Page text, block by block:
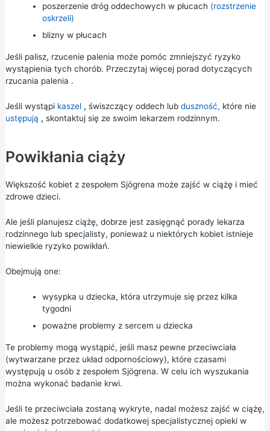
poszerzenie dróg oddechowych w płucach (rozstrzenie
oskrzeli)
blizny w płucach
Jeśli palisz, rzucenie palenia może pomóc zmniejszyć ryzyko
wystąpienia tych chorób. Przeczytaj więcej porad dotyczących
rzucania palenia .
Jeśli wystąpi kaszel , świszczący oddech lub duszność, które nie
ustępują , skontaktuj się ze swoim lekarzem rodzinnym.
Powikłania ciąży
Większość kobiet z zespołem Sjögrena może zajść w ciążę i mieć
zdrowe dzieci.
Ale jeśli planujesz ciążę, dobrze jest zasięgnąć porady lekarza
rodzinnego lub specjalisty, ponieważ u niektórych kobiet istnieje
niewielkie ryzyko powikłań.
Obejmują one:
wysypka u dziecka, która utrzymuje się przez kilka
tygodni
poważne problemy z sercem u dziecka
Te problemy mogą wystąpić, jeśli masz pewne przeciwciała
(wytwarzane przez układ odpornościowy), które czasami
występują u osób z zespołem Sjögrena. W celu ich wyszukania
można wykonać badanie krwi.
Jeśli te przeciwciała zostaną wykryte, nadal możesz zajść w ciążę,
ale możesz potrzebować dodatkowej specjalistycznej opieki w